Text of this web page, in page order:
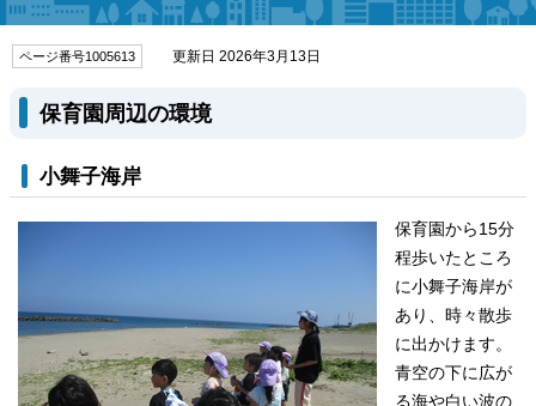
ページ番号1005613 更新日 2026年3月13日
保育園周辺の環境
小舞子海岸
保育園から15分
程歩いたところ
に小舞子海岸が
あり、時々散歩
に出かけます。
青空の下に広が
る海や白い波の